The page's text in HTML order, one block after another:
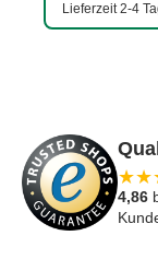
Lieferzeit 2-4
★★
4,86